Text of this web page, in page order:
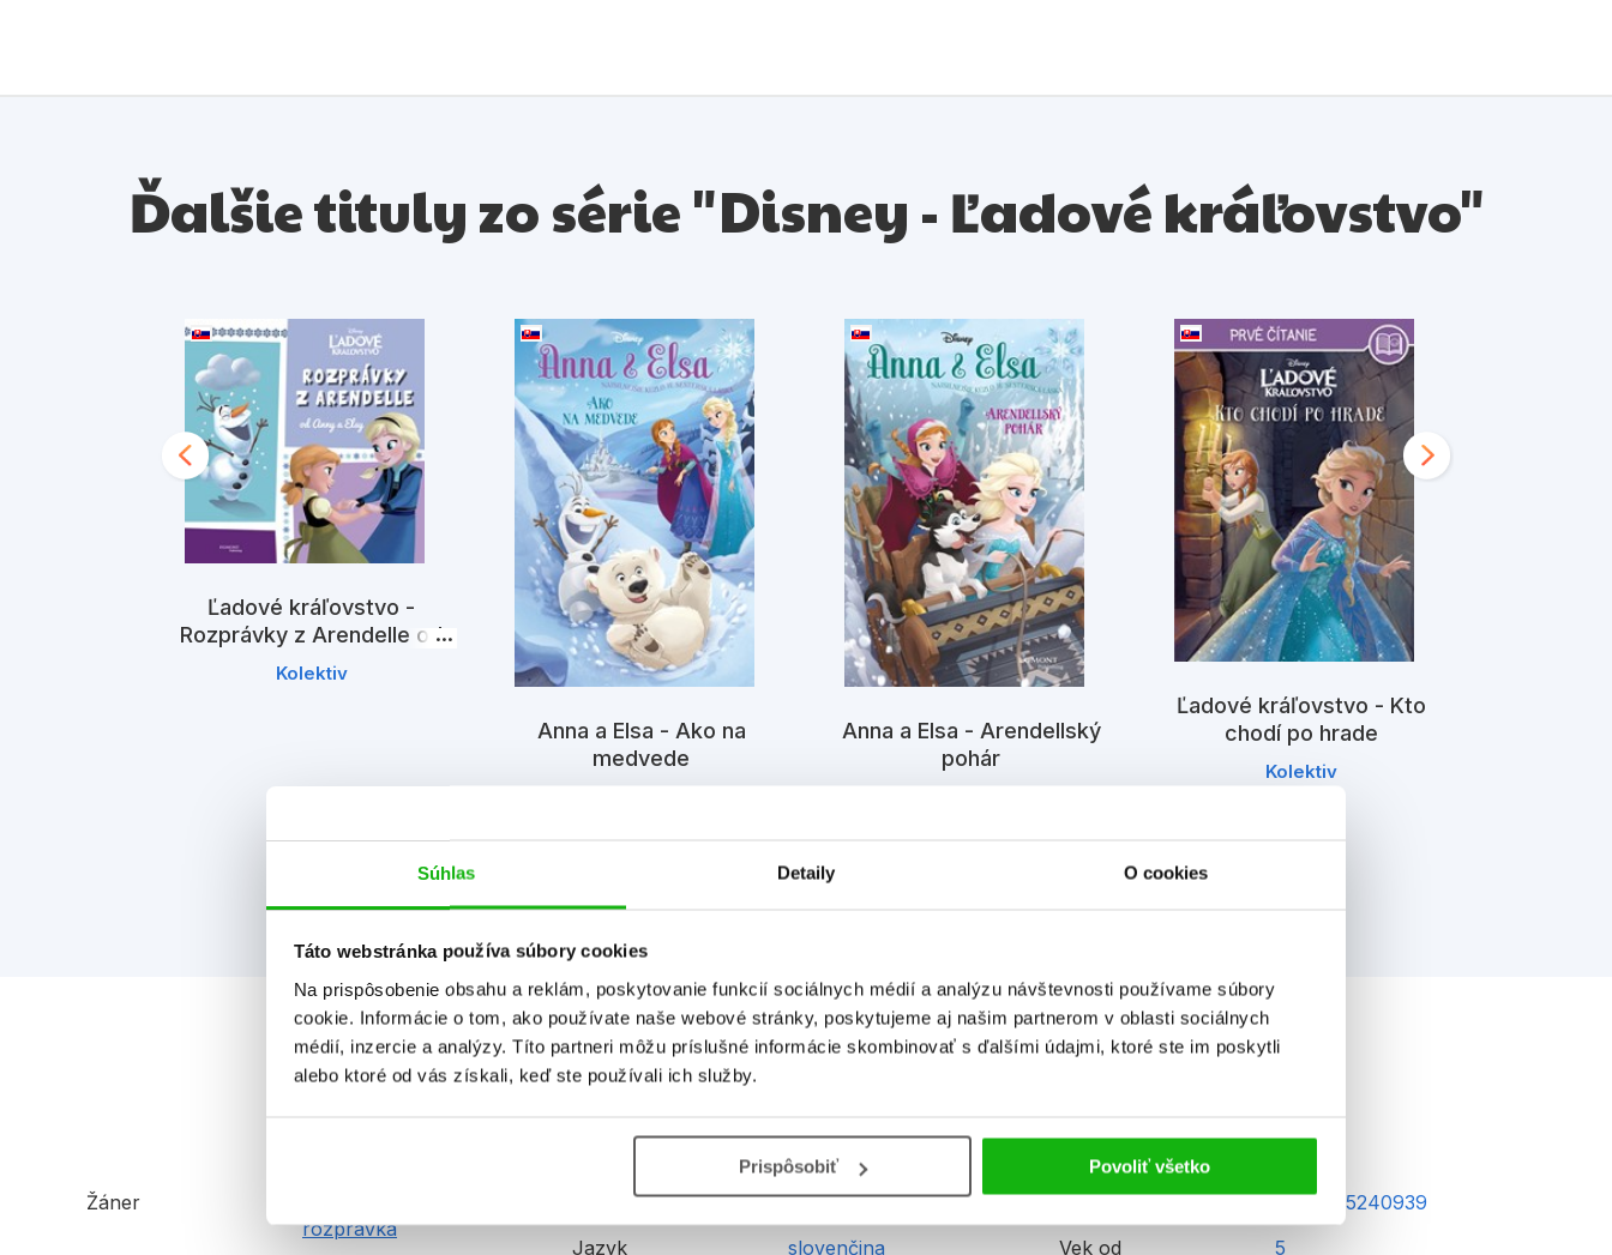
Súhlas Detaily O cookies
Táto webstránka používa súbory cookies
Na prispôsobenie obsahu a reklám, poskytovanie funkcií sociálnych médií a analýzu návštevnosti používame súbory
cookie. Informácie o tom, ako používate naše webové stránky, poskytujeme aj našim partnerom v oblasti sociálnych
médií, inzercie a analýzy. Títo partneri môžu príslušné informácie skombinovať s ďalšími údajmi, ktoré ste im poskytli
alebo ktoré od vás získali, keď ste používali ich služby.
Prispôsobiť Povoliť všetko
Ďalšie tituly zo série "Disney - Ľadové kráľovstvo"
Ľadové kráľovstvo -
Rozprávky z Arendelle od
Anny a Elsy
Kolektiv
Anna a Elsa - Ako na
medvede
Anna a Elsa - Arendellský
pohár
Ľadové kráľovstvo - Kto
chodí po hrade
Kolektiv
Informácie
Žáner
rozprávka
Hmotnosť
0,1 kg
Jazyk
slovenčina
EAN
9788025240939
Vek od
5